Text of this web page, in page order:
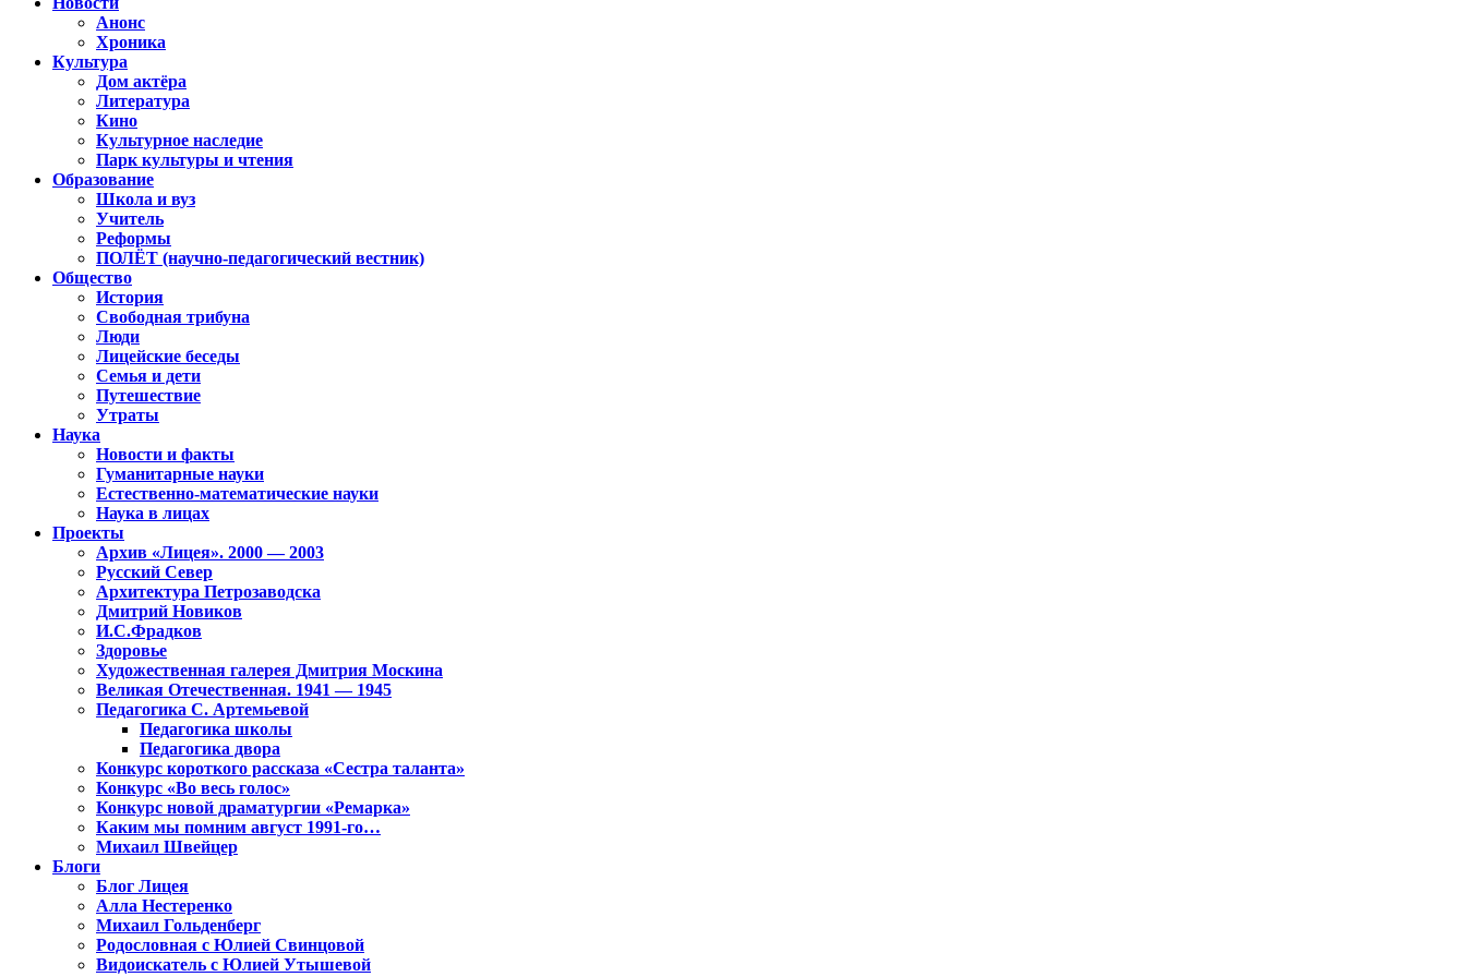
Анонс
Хроника
Культура
Дом актёра
Литература
Кино
Культурное наследие
Парк культуры и чтения
Образование
Школа и вуз
Учитель
Реформы
ПОЛЁТ (научно-педагогический вестник)
Общество
История
Свободная трибуна
Люди
Лицейские беседы
Семья и дети
Путешествие
Утраты
Наука
Новости и факты
Гуманитарные науки
Естественно-математические науки
Наука в лицах
Проекты
Архив «Лицея». 2000 — 2003
Русский Север
Архитектура Петрозаводска
Дмитрий Новиков
И.С.Фрадков
Здоровье
Художественная галерея Дмитрия Москина
Великая Отечественная. 1941 — 1945
Педагогика С. Артемьевой
Педагогика школы
Педагогика двора
Конкурс короткого рассказа «Сестра таланта»
Конкурс «Во весь голос»
Конкурс новой драматургии «Ремарка»
Каким мы помним август 1991-го…
Михаил Швейцер
Блоги
Блог Лицея
Алла Нестеренко
Михаил Гольденберг
Родословная с Юлией Свинцовой
Видоискатель с Юлией Утышевой